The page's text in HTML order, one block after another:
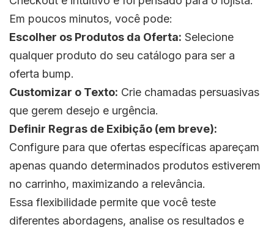
Em poucos minutos, você pode:
Escolher os Produtos da Oferta: Selecione
qualquer produto do seu catálogo para ser a
oferta bump.
Customizar o Texto: Crie chamadas persuasivas
que gerem desejo e urgência.
Definir Regras de Exibição (em breve):
Configure para que ofertas específicas apareçam
apenas quando determinados produtos estiverem
no carrinho, maximizando a relevância.
Essa flexibilidade permite que você teste
diferentes abordagens, analise os resultados e